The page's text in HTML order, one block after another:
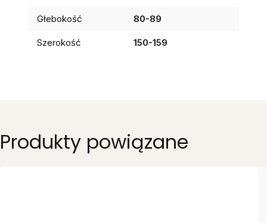
Głebokość 80-89
Szerokość 150-159
Produkty powiązane